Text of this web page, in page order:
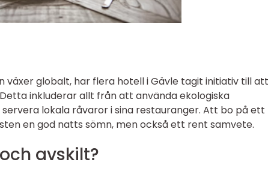
globalt, har flera hotell i Gävle tagit initiativ till att
inkluderar allt från att använda ekologiska
lokala råvaror i sina restauranger. Att bo på ett
en god natts sömn, men också ett rent samvete.
avskilt?